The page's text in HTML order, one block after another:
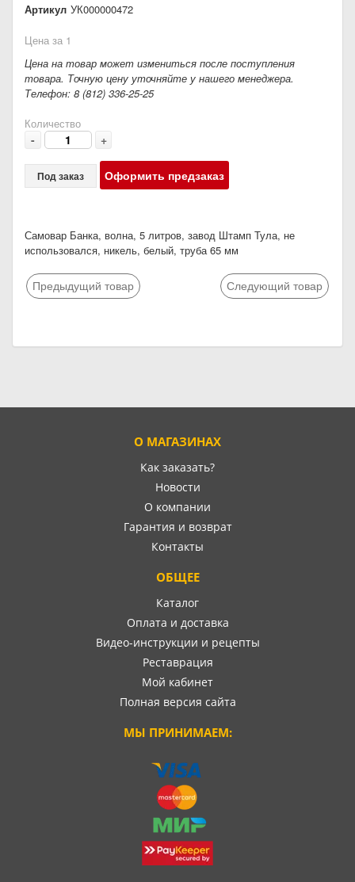
Артикул УК000000472
Цена за 1
Цена на товар может измениться после поступления
товара. Точную цену уточняйте у нашего менеджера.
Телефон: 8 (812) 336-25-25
Количество
- +
Под заказ Оформить предзаказ
Самовар Банка, волна, 5 литров, завод Штамп Тула, не
использовался, никель, белый, труба 65 мм
Предыдущий товар Следующий товар
О МАГАЗИНАХ
Как заказать?
Новости
О компании
Гарантия и возврат
Контакты
ОБЩЕЕ
Каталог
Оплата и доставка
Видео-инструкции и рецепты
Реставрация
Мой кабинет
Полная версия сайта
МЫ ПРИНИМАЕМ: